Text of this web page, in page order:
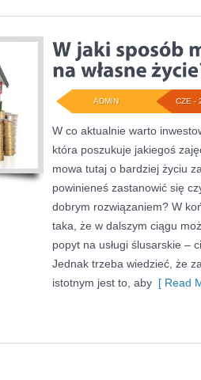
CZE -
ADMIN
W co aktualnie warto
która poszukuje jakiegoś
mowa tutaj o bardziej życiu
powinieneś zastanowić się
dobrym rozwiązaniem? W
taka, że w dalszym ciągu
popyt na usługi ślusarskie –
Jednak trzeba wiedzieć, że
istotnym jest to, aby [ Read